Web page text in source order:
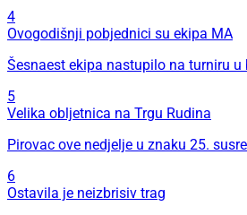
4
Ovogodišnji pobjednici su ekipa MA
Šesnaest ekipa nastupilo na turniru
5
Velika obljetnica na Trgu Rudina
Pirovac ove nedjelje u znaku 25.
6
Ostavila je neizbrisiv trag